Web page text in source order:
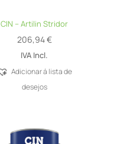
CIN – Artilin Stridor
206,94€
IVA Incl.
Adicionar á lista de
desejos